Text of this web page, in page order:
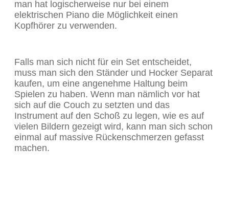
man hat logischerweise nur bei einem
elektrischen Piano die Möglichkeit einen
Kopfhörer zu verwenden.
Falls man sich nicht für ein Set entscheidet,
muss man sich den Ständer und Hocker Separat
kaufen, um eine angenehme Haltung beim
Spielen zu haben. Wenn man nämlich vor hat
sich auf die Couch zu setzten und das
Instrument auf den Schoß zu legen, wie es auf
vielen Bildern gezeigt wird, kann man sich schon
einmal auf massive Rückenschmerzen gefasst
machen.